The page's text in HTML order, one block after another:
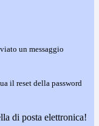
un messaggio
il reset della password
di posta elettronica!